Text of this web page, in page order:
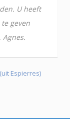
U heeft
geven
(uit Espierres)